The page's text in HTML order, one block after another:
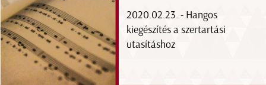
2020.02.23. - Hangos
kiegészítés a szertartási
utasításhoz